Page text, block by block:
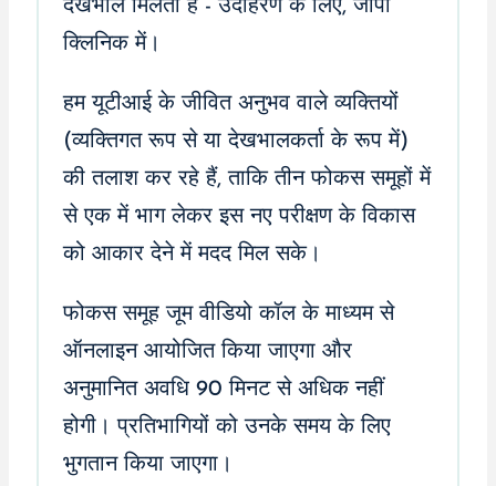
देखभाल मिलती है - उदाहरण के लिए, जीपी
क्लिनिक में।
हम यूटीआई के जीवित अनुभव वाले व्यक्तियों
(व्यक्तिगत रूप से या देखभालकर्ता के रूप में)
की तलाश कर रहे हैं, ताकि तीन फोकस समूहों में
से एक में भाग लेकर इस नए परीक्षण के विकास
को आकार देने में मदद मिल सके।
फोकस समूह जूम वीडियो कॉल के माध्यम से
ऑनलाइन आयोजित किया जाएगा और
अनुमानित अवधि 90 मिनट से अधिक नहीं
होगी। प्रतिभागियों को उनके समय के लिए
भुगतान किया जाएगा।